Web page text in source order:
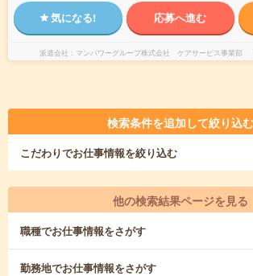
気になる! 応募へ進む
派遣会社 マンパワーグループ株式会社 ケアサービス事業部
検索条件を追加して絞り込む
こだわりでお仕事情報を絞り込む
他の検索結果ページを見る
職種でお仕事情報をさがす
勤務地でお仕事情報をさがす